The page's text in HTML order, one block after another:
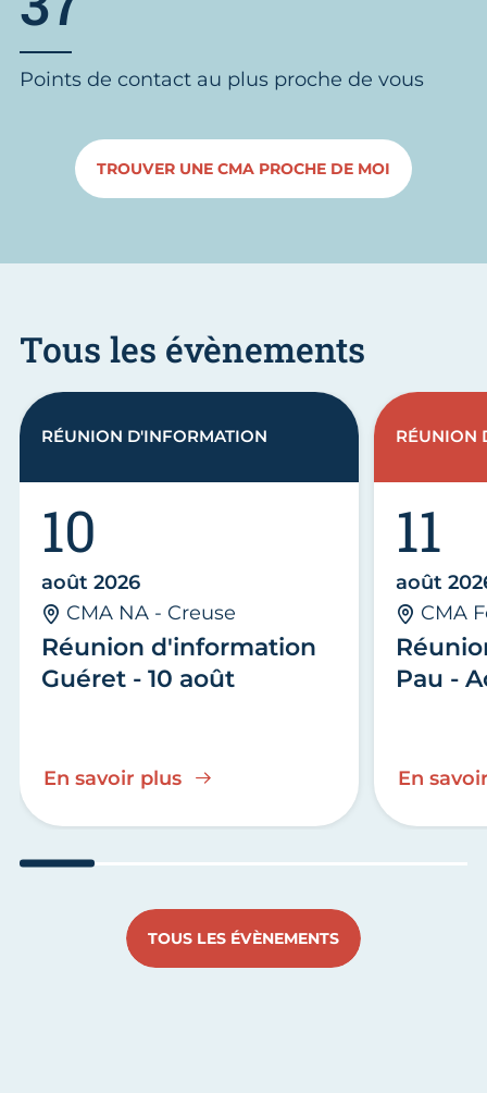
Points de contact au plus proche de vous
TROUVER UNE CMA PROCHE DE MOI
Tous les évènements
Réunion d'information
Guéret - 10 août
10
août 2026
CMA NA - Creuse
En savoir plus
RÉUNION D'INFORMATION
Pau -
11
août
CMA
En
RÉUNION
TOUS LES ÉVÈNEMENTS